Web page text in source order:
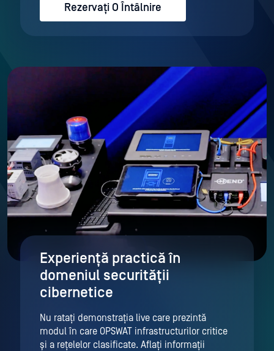
Rezervați O Întâlnire
Experiență practică în
domeniul securității
cibernetice
Nu ratați demonstrația live care prezintă
modul în care OPSWAT infrastructurilor critice
și a rețelelor clasificate. Aflați informații